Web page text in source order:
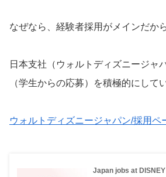
なぜなら、経験者採用がメインだか
日本支社（ウォルトディズニージャ
（学生からの応募）を積極的にして
ウォルトディズニージャパン/採用ペ
Japan jobs at DISNEY